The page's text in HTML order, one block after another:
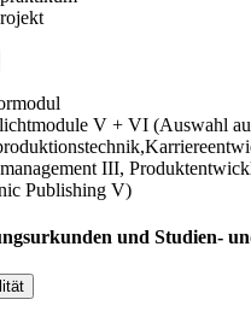
V + VI (Auswahl
III,
Publishing V)
und Studien-